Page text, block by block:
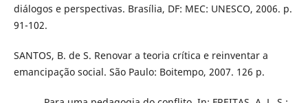
diálogos e perspectivas. Brasília, DF: MEC: UNESCO, 2006. p.
91-102.
SANTOS, B. de S. Renovar a teoria crítica e reinventar a
emancipação social. São Paulo: Boitempo, 2007. 126 p.